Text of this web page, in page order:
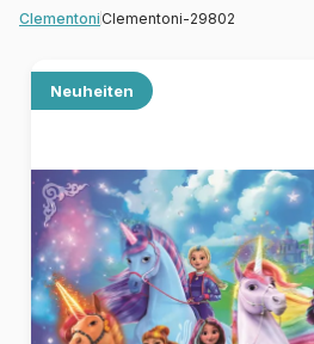
Clementoni Clementoni-29802
Neuheiten